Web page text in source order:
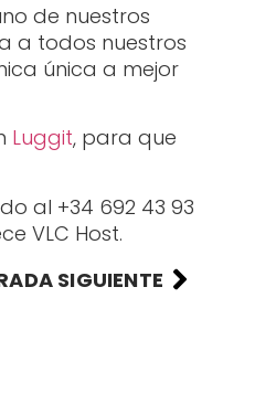
de nuestros
a todos nuestros
única a mejor
Luggit, para que
al +34 692 43 93
VLC Host.
SIGUIENTE